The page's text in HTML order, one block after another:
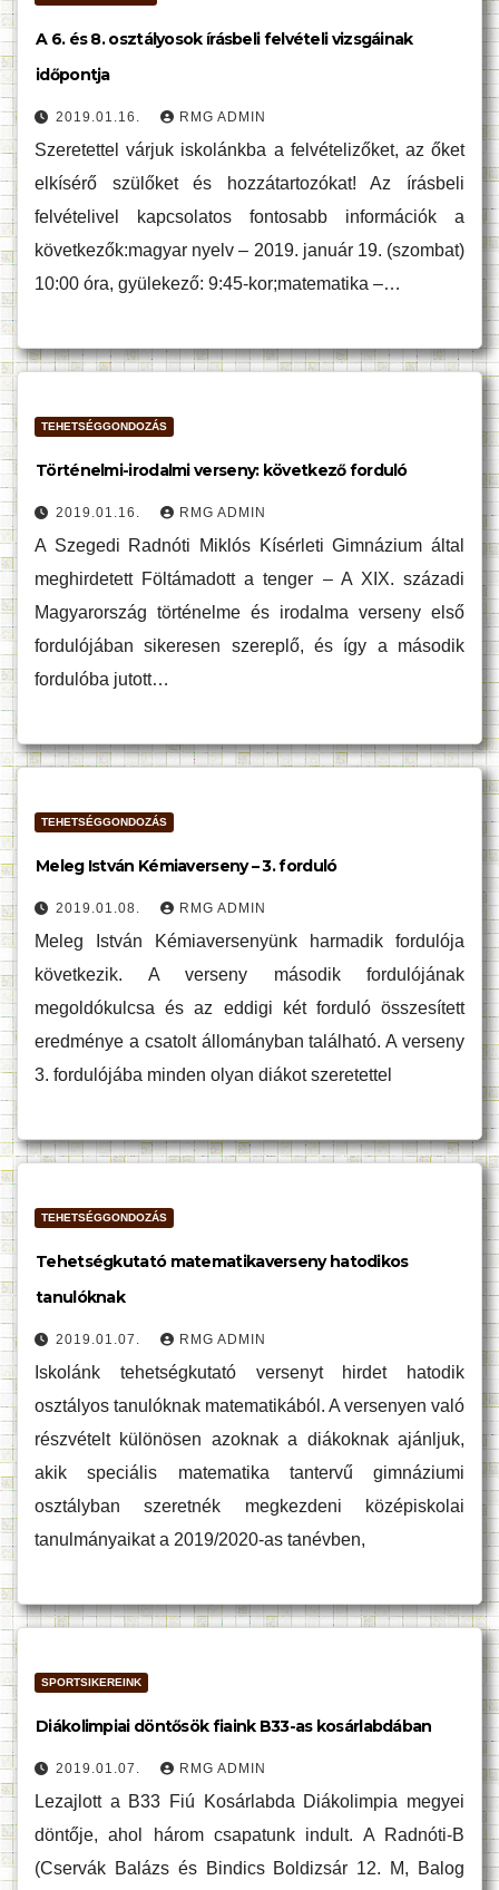
A 6. és 8. osztályosok írásbeli felvételi vizsgáinak
időpontja
2019.01.16. RMG ADMIN
Szeretettel várjuk iskolánkba a felvételizőket, az őket
elkísérő szülőket és hozzátartozókat! Az írásbeli
felvételivel kapcsolatos fontosabb információk a
következők:magyar nyelv – 2019. január 19. (szombat)
10:00 óra, gyülekező: 9:45-kor;matematika –…
TEHETSÉGGONDOZÁS
Történelmi-irodalmi verseny: következő forduló
2019.01.16. RMG ADMIN
A Szegedi Radnóti Miklós Kísérleti Gimnázium által
meghirdetett Föltámadott a tenger – A XIX. századi
Magyarország történelme és irodalma verseny első
fordulójában sikeresen szereplő, és így a második
fordulóba jutott…
TEHETSÉGGONDOZÁS
Meleg István Kémiaverseny – 3. forduló
2019.01.08. RMG ADMIN
Meleg István Kémiaversenyünk harmadik fordulója
következik. A verseny második fordulójának
megoldókulcsa és az eddigi két forduló összesített
eredménye a csatolt állományban található. A verseny
3. fordulójába minden olyan diákot szeretettel
TEHETSÉGGONDOZÁS
Tehetségkutató matematikaverseny hatodikos
tanulóknak
2019.01.07. RMG ADMIN
Iskolánk tehetségkutató versenyt hirdet hatodik
osztályos tanulóknak matematikából. A versenyen való
részvételt különösen azoknak a diákoknak ajánljuk,
akik speciális matematika tantervű gimnáziumi
osztályban szeretnék megkezdeni középiskolai
tanulmányaikat a 2019/2020-as tanévben,
SPORTSIKEREINK
Diákolimpiai döntősök fiaink B33-as kosárlabdában
2019.01.07. RMG ADMIN
Lezajlott a B33 Fiú Kosárlabda Diákolimpia megyei
döntője, ahol három csapatunk indult. A Radnóti-B
(Cservák Balázs és Bindics Boldizsár 12. M, Balog